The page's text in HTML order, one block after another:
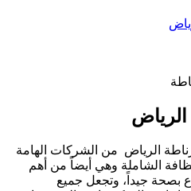
الرياض من الشركات الهامة
الشاملة وهي أيضاً من أهم
بصحة جيداً، وتجعل جميع